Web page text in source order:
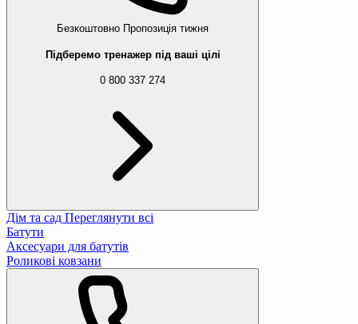
Безкоштовно Пропозиція тижня
Підберемо тренажер під ваші цілі
0 800 337 274
Дім та сад Переглянути всі
Батути
Аксесуари для батутів
Роликові ковзани